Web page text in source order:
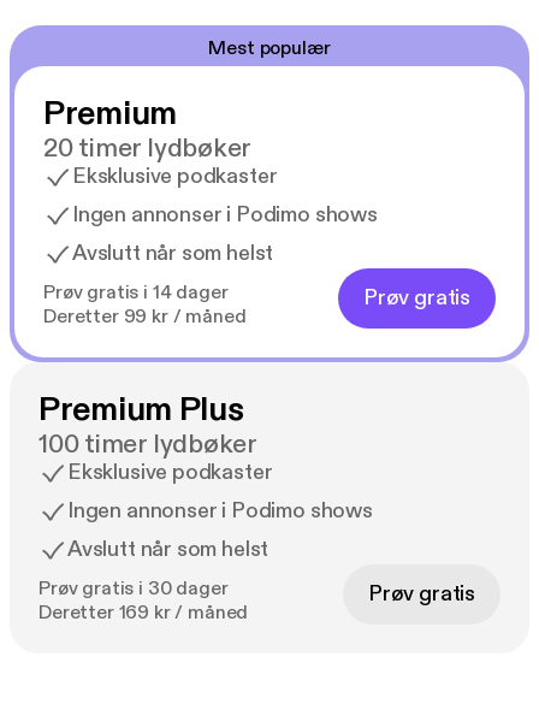
Mest populær
Premium
20 timer lydbøker
Eksklusive podkaster
Ingen annonser i Podimo shows
Avslutt når som helst
Prøv gratis i 14 dager
Deretter 99 kr / måned
Prøv gratis
Premium Plus
100 timer lydbøker
Eksklusive podkaster
Ingen annonser i Podimo shows
Avslutt når som helst
Prøv gratis i 30 dager
Deretter 169 kr / måned
Prøv gratis